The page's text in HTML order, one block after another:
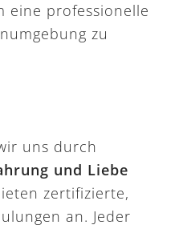
eine professionelle
zu
uns durch
und Liebe
zertifizierte,
an. Jeder